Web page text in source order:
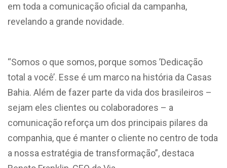
em toda a comunicação oficial da campanha,
revelando a grande novidade.
“Somos o que somos, porque somos ’Dedicação
total a você’. Esse é um marco na história da Casas
Bahia. Além de fazer parte da vida dos brasileiros –
sejam eles clientes ou colaboradores – a
comunicação reforça um dos principais pilares da
companhia, que é manter o cliente no centro de toda
a nossa estratégia de transformação”, destaca